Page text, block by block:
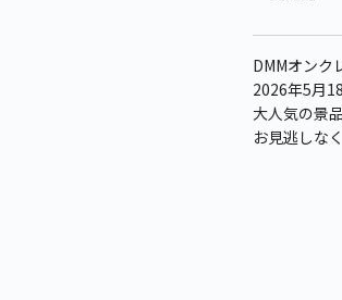
DMMオンク
2026年5月
大人気の景
お見逃しな